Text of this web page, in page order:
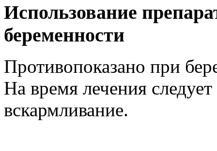
Использование
беременности
Противопоказано при
На время лечения
вскармливание.